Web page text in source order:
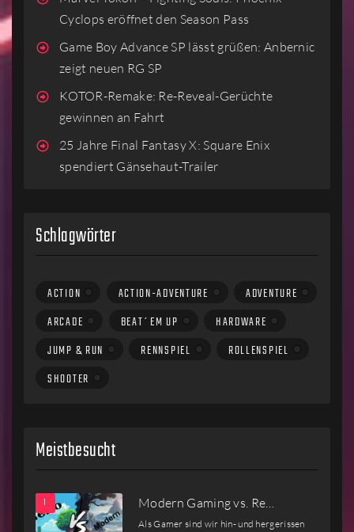
Cyclops eröffnet den Season Pass
Game Boy Advance SP lässt grüßen: Anbernic
zeigt neuen RG SP
KOTOR-Remake: Re-Reveal-Gerüchte
gewinnen an Fahrt
25 Jahre Final Fantasy X: Square Enix
spendiert Gänsehaut-Trailer
Schlagwörter
ACTION ACTION-ADVENTURE
ADVENTURE
ARCADE
BEAT´EM UP
HARDWARE
JUMP & RUN
RENNSPIEL
ROLLENSPIEL
SHOOTER
Meistbesucht
Modern Gaming vs. Re…
Als Gamer sind wir hin- und hergerissen